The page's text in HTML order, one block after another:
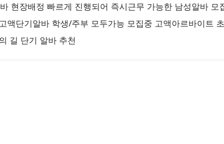
현장배정 빠르게 진행되어 즉시근무 가능한 남성알바 모
액단기알바 학생/주부 모두가능 모집중 고액아르바이트
길 단기 알바 추천